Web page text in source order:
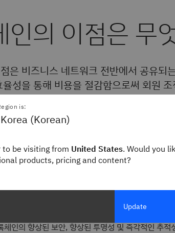
인의 이점은 무
은 비즈니스 네트워크 전반에서 공유되
성을 통해 비용을 절감함으로써 회원
다는 것입니다.
및 수익 증대
은 권한을 가진 구성원만 액세스할 수 있는 변경 불
조직 또는 구성원이 볼 수 있는 정보와 각 구성원이
필요 없는' 네트워크라고 부르기도 하는데, 이는 비
그럴 필요가 없기 때문입니다.
체인의 향상된 보안, 향상된 투명성 및 즉각적인 추
is:
(Korean)
to be visiting from United States. Would you
products, pricing and content?
Update